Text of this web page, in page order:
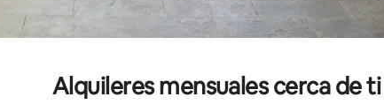
Alquileres mensuales cerca de ti